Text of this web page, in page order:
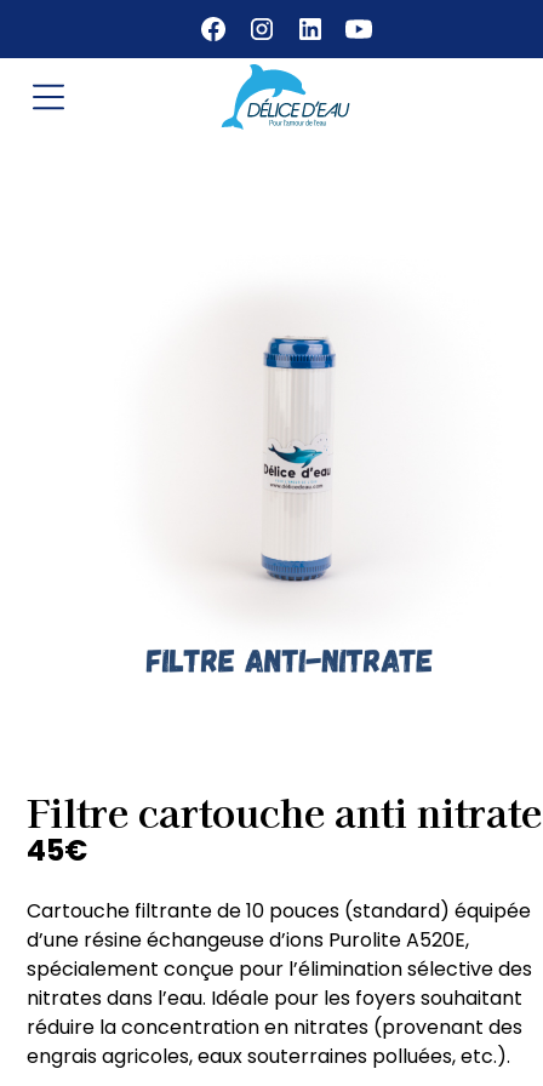
Filtre cartouche anti nitrate
45€
Cartouche filtrante de 10 pouces (standard) équipée
d’une résine échangeuse d’ions Purolite A520E,
spécialement conçue pour l’élimination sélective des
nitrates dans l’eau. Idéale pour les foyers souhaitant
réduire la concentration en nitrates (provenant des
engrais agricoles, eaux souterraines polluées, etc.).